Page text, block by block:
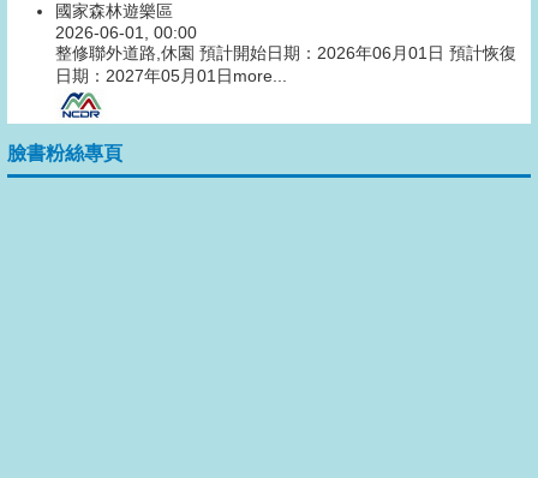
國家森林遊樂區
2026-06-01, 00:00
整修聯外道路,休園 預計開始日期：2026年06月01日 預計恢復
日期：2027年05月01日more...
臉書粉絲專頁